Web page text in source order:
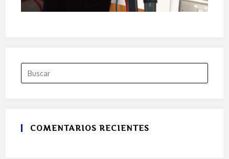
COMENTARIOS RECIENTES